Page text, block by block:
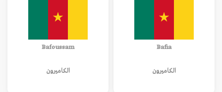
Bafia
الكاميرون
Bafoussam
الكاميرون